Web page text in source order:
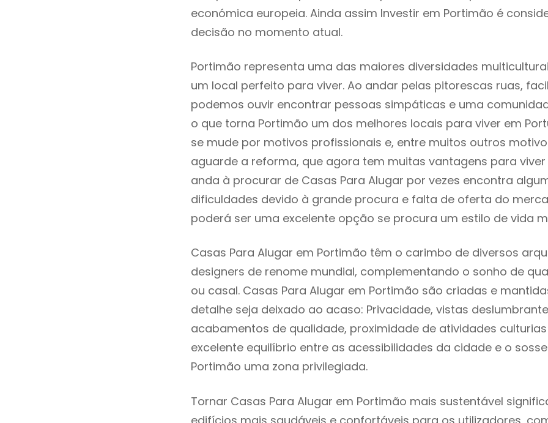
económica europeia. Ainda assim Investir em Portimão é
decisão no momento atual.
Portimão representa uma das maiores diversidades
um local perfeito para viver. Ao andar pelas pitorescas ruas,
podemos ouvir encontrar pessoas simpáticas e uma
o que torna Portimão um dos melhores locais para viver em
se mude por motivos profissionais e, entre muitos outros
aguarde a reforma, que agora tem muitas vantagens para viver
anda à procurar de Casas Para Alugar por vezes encontra
dificuldades devido à grande procura e falta de oferta do
poderá ser uma excelente opção se procura um estilo de vida
Casas Para Alugar em Portimão têm o carimbo de diversos
designers de renome mundial, complementando o sonho de
ou casal. Casas Para Alugar em Portimão são criadas e
detalhe seja deixado ao acaso: Privacidade, vistas
acabamentos de qualidade, proximidade de atividades
excelente equilíbrio entre as acessibilidades da cidade e o
Portimão uma zona privilegiada.
Tornar Casas Para Alugar em Portimão mais sustentável